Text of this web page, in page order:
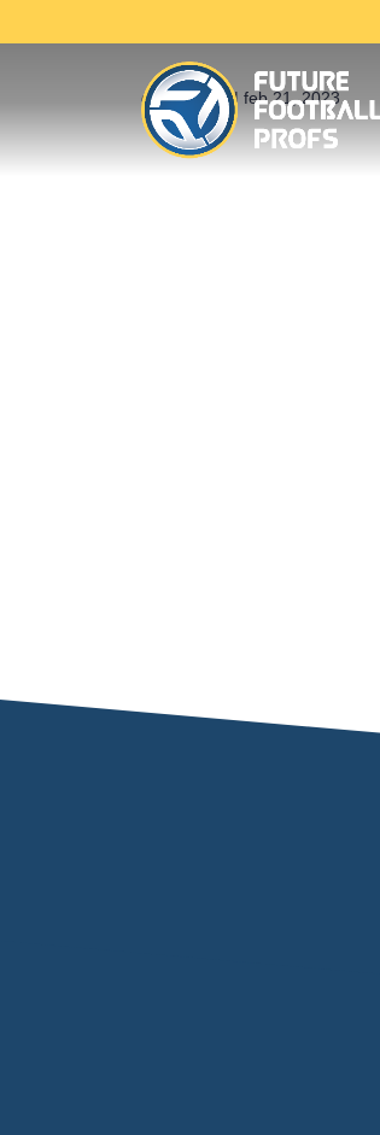
doorMartin| feb 21, 2023